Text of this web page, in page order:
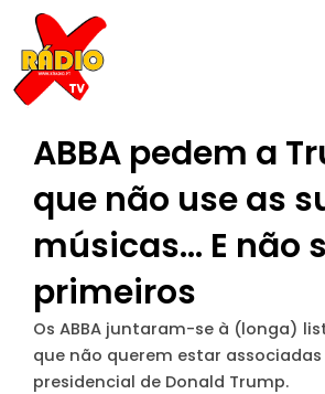
content
ABBA pedem a
que não use as
músicas… E não
primeiros
Os ABBA juntaram-se à (longa)
que não querem estar
presidencial de Donald Trump.